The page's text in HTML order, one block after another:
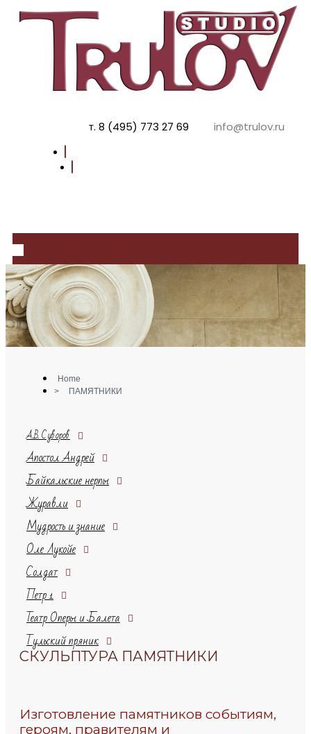
т. 8 (495) 773 27 69 info@trulov.ru
Home
>
ПАМЯТНИКИ
А.В. Суворов
Апостол Андрей
Байкальские нерпы
Журавли
Мудрость и знание
Оле Лукойе
Солдат
Петр 1
Театр Оперы и Балета
Тульский пряник
СКУЛЬПТУРА ПАМЯТНИКИ
Изготовление памятников событиям,
героям, правителям и